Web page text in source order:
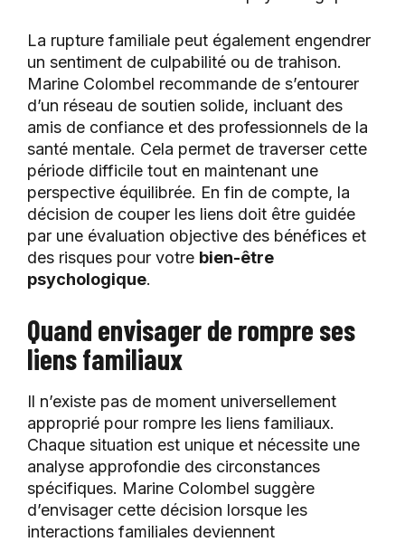
La rupture familiale peut également engendrer
un sentiment de culpabilité ou de trahison.
Marine Colombel recommande de s’entourer
d’un réseau de soutien solide, incluant des
amis de confiance et des professionnels de la
santé mentale. Cela permet de traverser cette
période difficile tout en maintenant une
perspective équilibrée. En fin de compte, la
décision de couper les liens doit être guidée
par une évaluation objective des bénéfices et
des risques pour votre bien-être
psychologique.
Quand envisager de rompre ses
liens familiaux
Il n’existe pas de moment universellement
approprié pour rompre les liens familiaux.
Chaque situation est unique et nécessite une
analyse approfondie des circonstances
spécifiques. Marine Colombel suggère
d’envisager cette décision lorsque les
interactions familiales deviennent